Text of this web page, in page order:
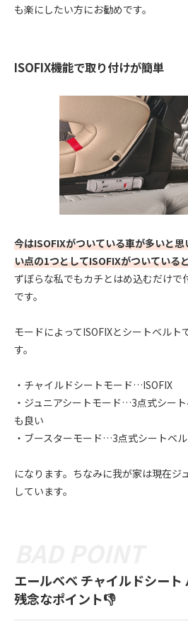
も楽にしたい方にお勧めです。
ISOFIX機能で取り付けが簡単
今はISOFIXがついている車が多いと
い点の1つとしてISOFIXがついている
ずぼらな私でもカチとはめ込むだけで
です。
モードによってISOFIXとシートベルト
す。
・チャイルドシートモード…ISOFIX
・ジュニアシートモード…3点式シー
も良い
・ブースターモード…3点式シートベ
になります。ちなみに我が家は現在ジ
しています。
エールベベ チャイルドシー
残念なポイント👎